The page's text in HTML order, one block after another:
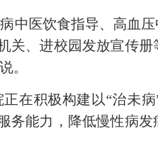
医饮食指导、高血压
、进校园发放宣传
。
积极构建以“治未病
能力，降低慢性病